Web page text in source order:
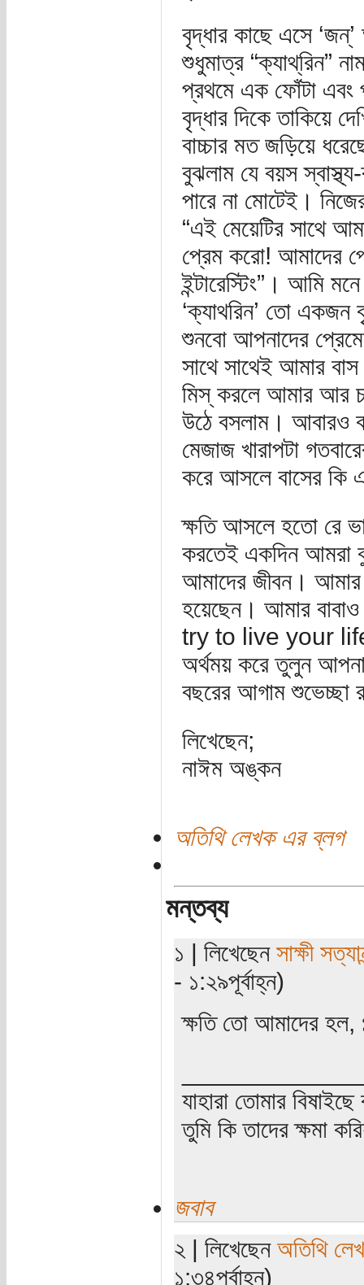
বৃদ্ধার কাছে এসে
শুধুমাত্র “ক্যাথ্‌রিন”
প্রথমে এক ফোঁটা এবং
বৃদ্ধার দিকে
বাচ্চার মত জড়িয়ে
বুঝলাম যে বয়স
পারে না মোটেই।
“এই মেয়েটির সাথে
প্রেম করো! আমাদের
ইন্টারেস্টিং”। আমি
‘ক্যাথরিন’ তো একজন
শুনবো আপনাদের
সাথে সাথেই আমার
মিস্‌ করলে আমার আর
উঠে বসলাম। আবারও
মেজাজ খারাপটা
করে আসলে বাসের কি
ক্ষতি আসলে হতো রে
করতেই একদিন আমরা
আমাদের জীবন। আমার
হয়েছেন। আমার
try to live your
অর্থময় করে তুলুন
বছরের আগাম শুভেচ্ছা
লিখেছেন;
নাঈম অঙ্কন
অতিথি লেখক এর ব্লগ
মন্তব্য
১ | লিখেছেন সাক্ষী
- ১:২৯পূর্বাহ্ন)
ক্ষতি তো আমাদের হল,
যাহারা তোমার
তুমি কি তাদের ক্ষমা
জবাব
২ | লিখেছেন অতিথি
১:৩৪পূর্বাহ্ন)